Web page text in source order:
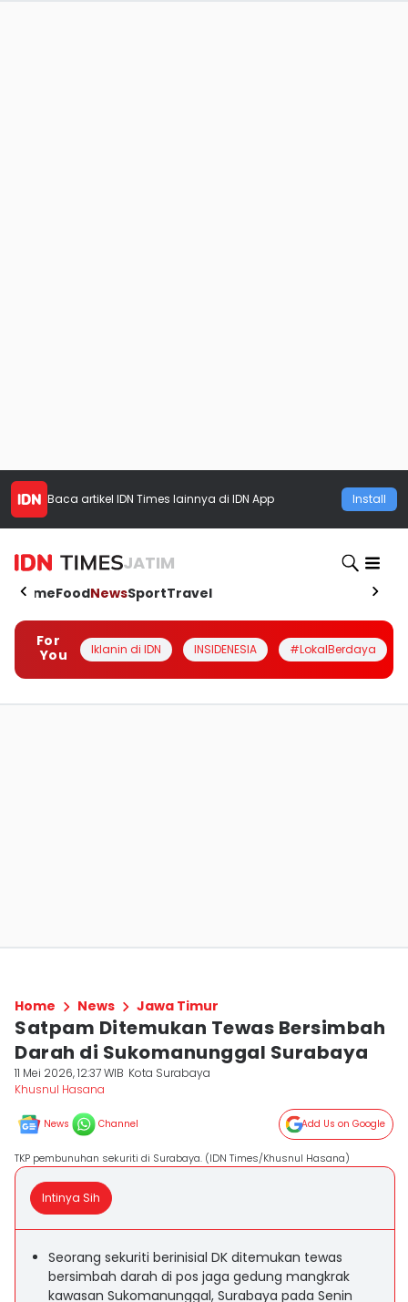
Baca artikel IDN Times lainnya di IDN App Install
JATIM
HomeFoodNewsSportTravel
For
You
Iklanin di IDN INSIDENESIA #LokalBerdaya
Home News Jawa Timur
Satpam Ditemukan Tewas Bersimbah
Darah di Sukomanunggal Surabaya
11 Mei 2026, 12:37 WIB Kota Surabaya
Khusnul Hasana
News Channel Add Us on Google
TKP pembunuhan sekuriti di Surabaya. (IDN Times/Khusnul Hasana)
Intinya Sih
Seorang sekuriti berinisial DK ditemukan tewas
bersimbah darah di pos jaga gedung mangkrak
kawasan Sukomanunggal, Surabaya pada Senin